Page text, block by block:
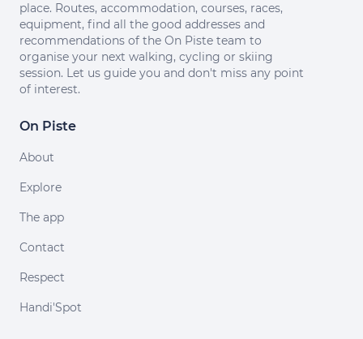
place. Routes, accommodation, courses, races,
equipment, find all the good addresses and
recommendations of the On Piste team to
organise your next walking, cycling or skiing
session. Let us guide you and don't miss any point
of interest.
On Piste
About
Explore
The app
Contact
Respect
Handi'Spot